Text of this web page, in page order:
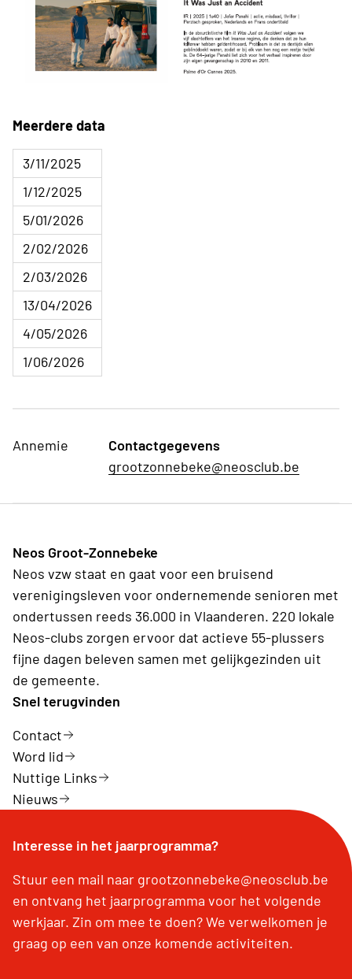
Meerdere data
3/11/2025
1/12/2025
5/01/2026
2/02/2026
2/03/2026
13/04/2026
4/05/2026
1/06/2026
Annemie
Contactgegevens
grootzonnebeke@neosclub.be
Neos Groot-Zonnebeke
Neos vzw staat en gaat voor een bruisend
verenigingsleven voor ondernemende senioren met
ondertussen reeds 36.000 in Vlaanderen. 220 lokale
Neos-clubs zorgen ervoor dat actieve 55-plussers
fijne dagen beleven samen met gelijkgezinden uit
de gemeente.
Snel terugvinden
Contact
Word lid
Nuttige Links
Nieuws
Interesse in het jaarprogramma?
Stuur een mail naar grootzonnebeke@neosclub.be
en ontvang het jaarprogramma voor het volgende
werkjaar. Zin om mee te doen? We verwelkomen je
graag op een van onze komende activiteiten.